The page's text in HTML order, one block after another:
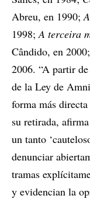
Abreu, en 1990;
1998;A terceira
Cândido, en
2006. “A partir
de la Ley de
forma más
su retirada,
un tanto
denunciar
tramas
y evidencian la